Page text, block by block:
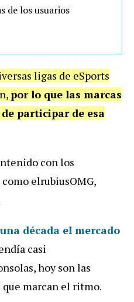
de los usuarios
ligas de eSports
por lo que las marcas
participar de esa
con los
elrubiusOMG,
década el mercado
casi
hoy son las
marcan el ritmo.